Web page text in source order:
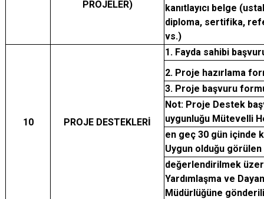
PROJELER)
kanıtlayıcı belge
diploma, sertifika,
vs.)
10 PROJE DESTEKLERİ
1. Fayda sahibi
2. Proje hazırlama
3. Proje başvuru
Not: Proje Destek
uygunluğu Mütevelli
en geç 30 gün içinde
Uygun olduğu
değerlendirilmek
Yardımlaşma ve
Müdürlüğüne